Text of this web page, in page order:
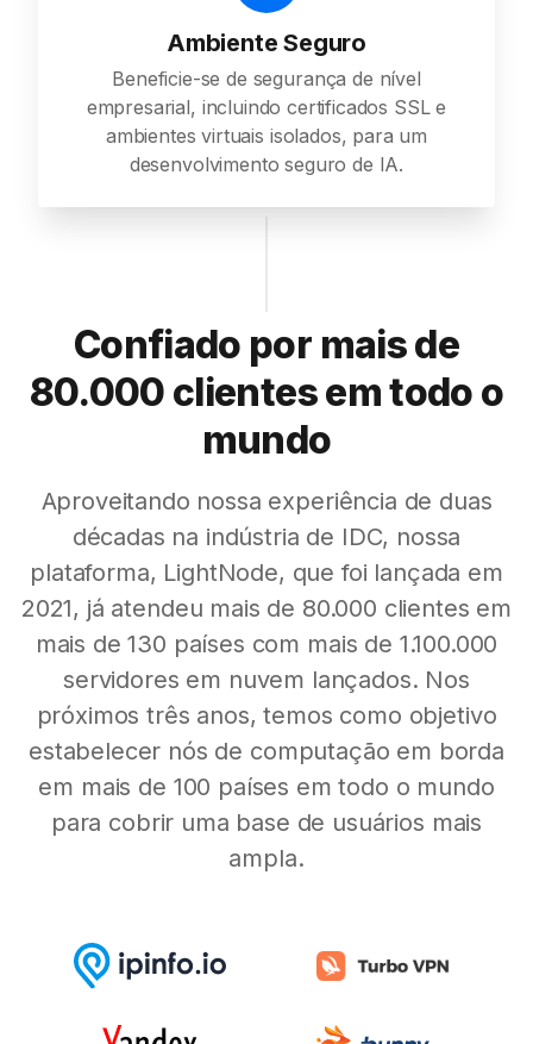
Ambiente Seguro
Beneficie-se de segurança de nível
empresarial, incluindo certificados SSL e
ambientes virtuais isolados, para um
desenvolvimento seguro de IA.
Confiado por mais de
80.000 clientes em todo o
mundo
Aproveitando nossa experiência de duas
décadas na indústria de IDC, nossa
plataforma, LightNode, que foi lançada em
2021, já atendeu mais de 80.000 clientes em
mais de 130 países com mais de 1.100.000
servidores em nuvem lançados. Nos
próximos três anos, temos como objetivo
estabelecer nós de computação em borda
em mais de 100 países em todo o mundo
para cobrir uma base de usuários mais
ampla.